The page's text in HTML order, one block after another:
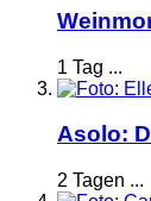
1 Tag ...
Asolo:
2 Tagen ...